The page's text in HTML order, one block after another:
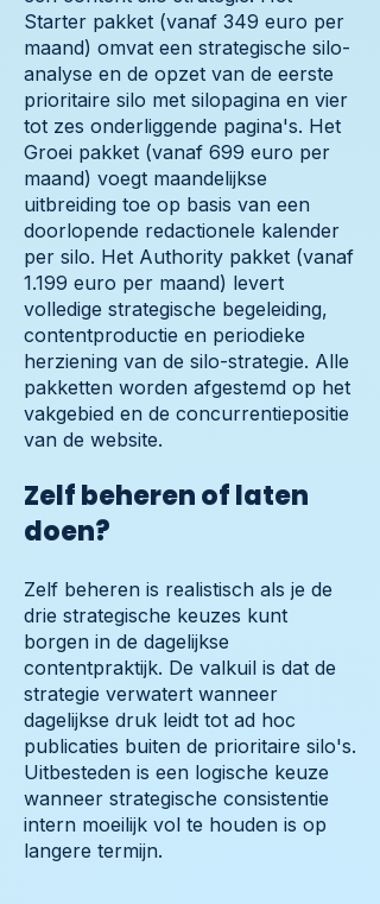
Starter pakket (vanaf 349 euro per
maand) omvat een strategische silo-
analyse en de opzet van de eerste
prioritaire silo met silopagina en vier
tot zes onderliggende pagina's. Het
Groei pakket (vanaf 699 euro per
maand) voegt maandelijkse
uitbreiding toe op basis van een
doorlopende redactionele kalender
per silo. Het Authority pakket (vanaf
1.199 euro per maand) levert
volledige strategische begeleiding,
contentproductie en periodieke
herziening van de silo-strategie. Alle
pakketten worden afgestemd op het
vakgebied en de concurrentiepositie
van de website.
Zelf beheren of laten
doen?
Zelf beheren is realistisch als je de
drie strategische keuzes kunt
borgen in de dagelijkse
contentpraktijk. De valkuil is dat de
strategie verwatert wanneer
dagelijkse druk leidt tot ad hoc
publicaties buiten de prioritaire silo's.
Uitbesteden is een logische keuze
wanneer strategische consistentie
intern moeilijk vol te houden is op
langere termijn.